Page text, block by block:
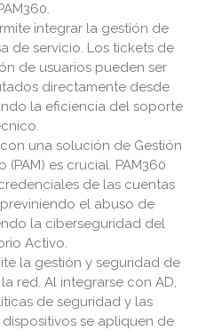
integrar la gestión de
de servicio. Los tickets de
de usuarios pueden ser
directamente desde
la eficiencia del soporte
una solución de Gestión
es crucial. PAM360
de las cuentas
el abuso de
la ciberseguridad del
Activo.
la gestión y seguridad de
red. Al integrarse con AD,
de seguridad y las
se apliquen de